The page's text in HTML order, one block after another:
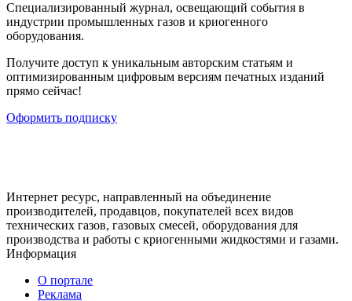
Cпециализированный журнал, освещающий события в
индустрии промышленных газов и криогенного
оборудования.
Получите доступ к уникальным авторским статьям и
оптимизированным цифровым версиям печатных изданий
прямо сейчас!
Оформить подписку
Интернет ресурс, направленный на объединение
производителей, продавцов, покупателей всех видов
технических газов, газовых смесей, оборудования для
производства и работы с криогенными жидкостями и газами.
Информация
О портале
Реклама